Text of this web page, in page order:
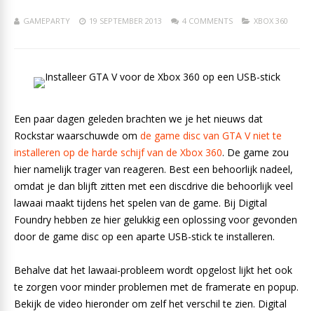
GAMEPARTY 19 SEPTEMBER 2013 4 COMMENTS XBOX 360
Een paar dagen geleden brachten we je het nieuws dat
Rockstar waarschuwde om de game disc van GTA V niet te
installeren op de harde schijf van de Xbox 360. De game zou
hier namelijk trager van reageren. Best een behoorlijk nadeel,
omdat je dan blijft zitten met een discdrive die behoorlijk veel
lawaai maakt tijdens het spelen van de game. Bij Digital
Foundry hebben ze hier gelukkig een oplossing voor gevonden
door de game disc op een aparte USB-stick te installeren.
Behalve dat het lawaai-probleem wordt opgelost lijkt het ook
te zorgen voor minder problemen met de framerate en popup.
Bekijk de video hieronder om zelf het verschil te zien. Digital